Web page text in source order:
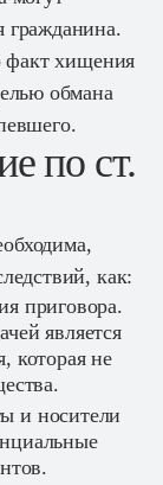
гражданина.
факт хищения
обмана
по ст.
как:
приговора.
является
которая не
и носители